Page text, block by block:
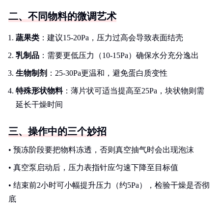
二、不同物料的微调艺术
蔬果类 ：建议15-20Pa，压力过高会导致表面结壳
乳制品 ：需要更低压力（10-15Pa）确保水分充分逸出
生物制剂 ：25-30Pa更温和，避免蛋白质变性
特殊形状物料：薄片状可适当提高至25Pa，块状物则需
延长干燥时间
三、操作中的三个妙招
• 预冻阶段要把物料冻透，否则真空抽气时会出现泡沫
• 真空泵启动后，压力表指针应匀速下降至目标值
• 结束前2小时可小幅提升压力（约5Pa），检验干燥是否彻
底